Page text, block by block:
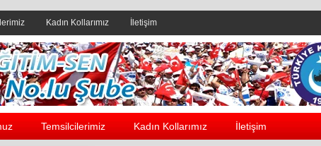
Kadın Kollarımız İletişim
Temsilcilerimiz Kadın Kollarımız İletişim